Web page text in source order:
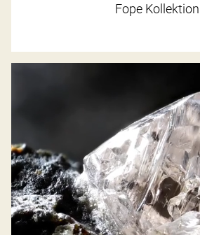
Fope Kollektion